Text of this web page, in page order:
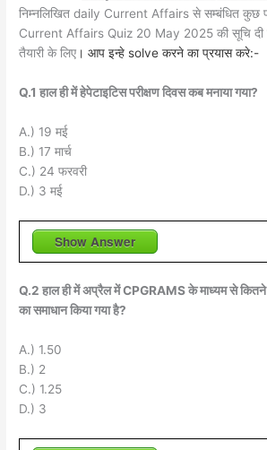
निम्नलिखित daily Current Affairs से सम्बंधित कुछ
Current Affairs Quiz 20 May 2025 की सूचि दी
तैयारी के लिए । आप इन्हे solve करने का प्रयास करे:-
Q.1 हाल ही में हेपेटाइटिस परीक्षण दिवस कब मनाया गया?
A.) 19 मई
B.) 17 मार्च
C.) 24 फरवरी
D.) 3 मई
Show Answer
Q.2 हाल ही में अप्रैल में CPGRAMS के माध्यम से
का समाधान किया गया है?
A.) 1.50
B.) 2
C.) 1.25
D.) 3